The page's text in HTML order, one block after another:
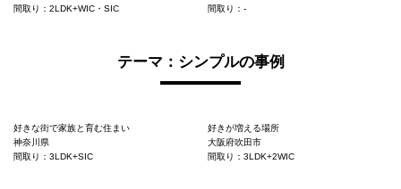
間取り：2LDK+WIC・SIC
間取り：-
テーマ：シンプルの事例
好きな街で家族と育む住まい
神奈川県
間取り：3LDK+SIC
好きが増える場所
大阪府吹田市
間取り：3LDK+2WIC